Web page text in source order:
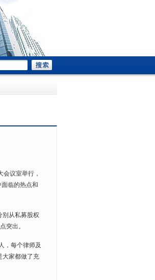
议室举行，
临的热点和
从私募股权
突出。
每个律师及
大家都做了充